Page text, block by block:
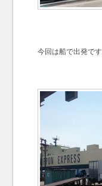
今回は船で出発です